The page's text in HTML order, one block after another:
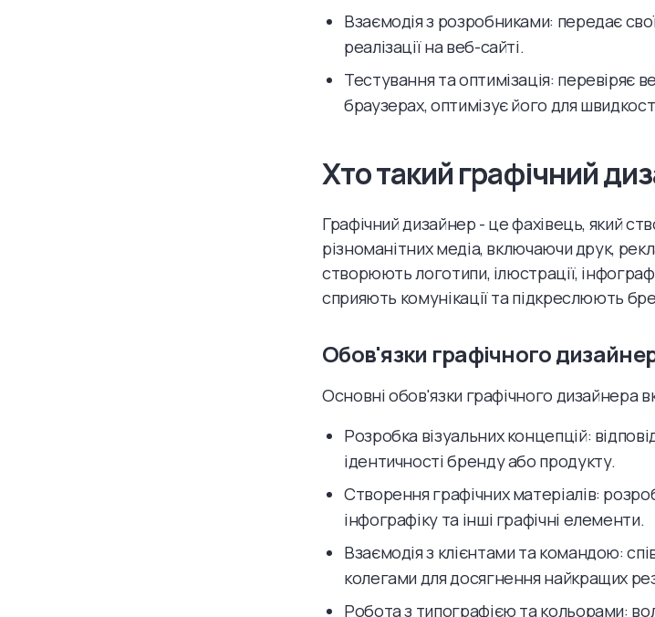
Взаємодія з розробниками: передає
реалізації на веб-сайті.
Тестування та оптимізація: перевіряє
браузерах, оптимізує його для
Хто такий графічний
Графічний дизайнер - це фахівець, який
різноманітних медіа, включаючи друк,
створюють логотипи, ілюстрації,
сприяють комунікації та підкреслюють
Обов'язки графічного
Основні обов'язки графічного дизайнера
Розробка візуальних концепцій:
ідентичності бренду або продукту.
Створення графічних матеріалів:
інфографіку та інші графічні елементи.
Взаємодія з клієнтами та командою:
колегами для досягнення найкращих
Робота з типографією та кольорами: